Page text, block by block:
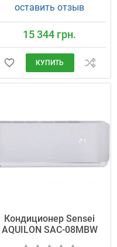
оставить отзыв
15 344 грн.
КУПИТЬ
Кондиционер Sensei
AQUILON SAC-08MBW